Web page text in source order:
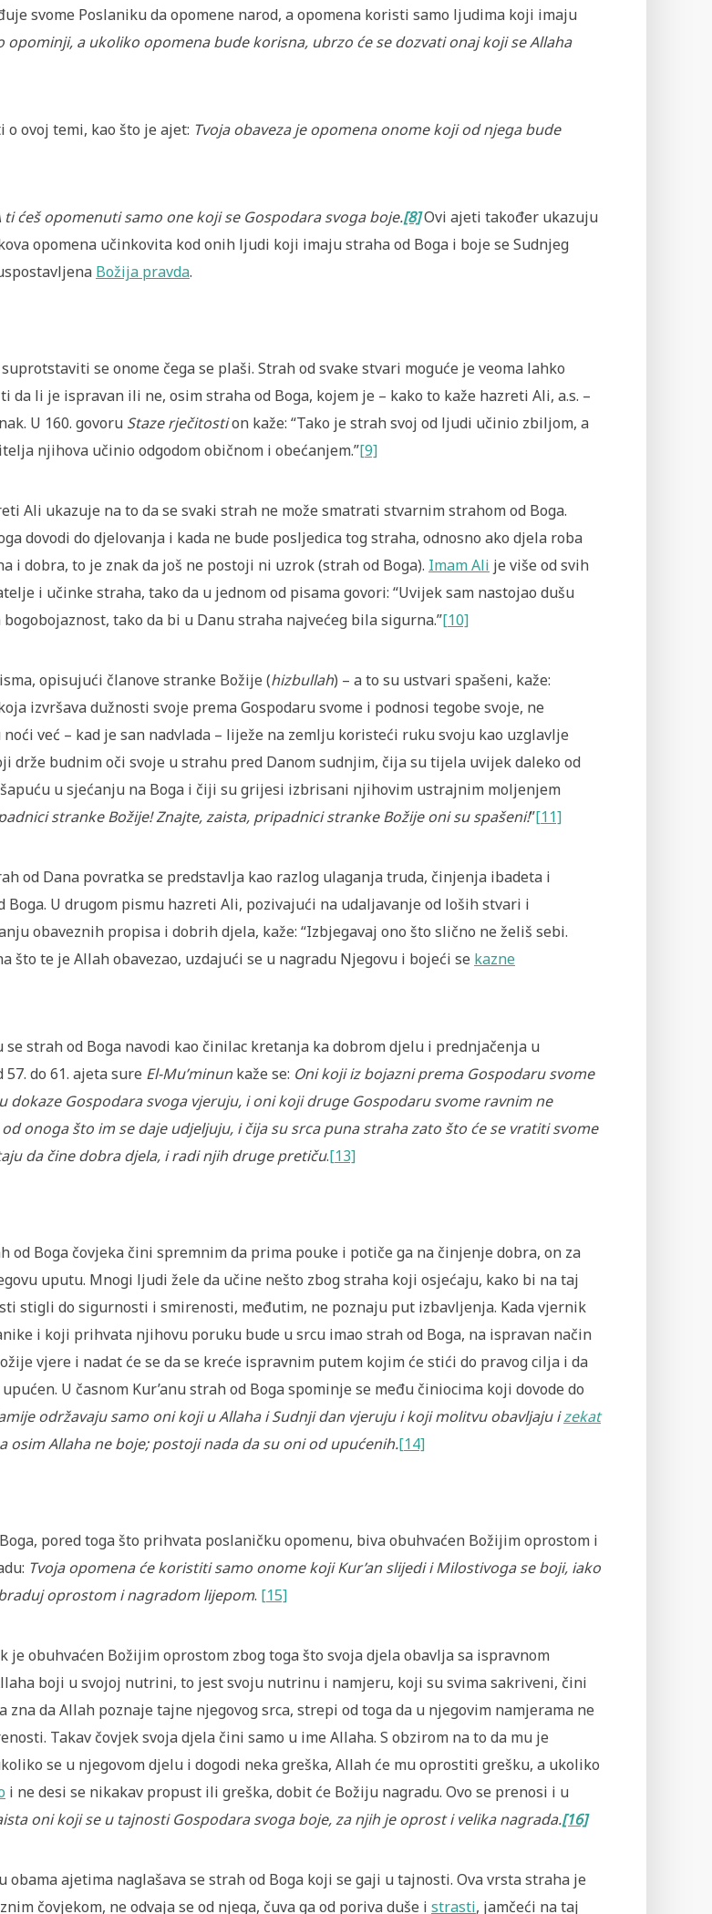
svome Poslaniku da opomene narod, a opomena koristi samo ljudima koji imaju
opominji, a ukoliko opomena bude korisna, ubrzo će se dozvati onaj koji se Allaha
o ovoj temi, kao što je ajet: Tvoja obaveza je opomena onome koji od njega bude
ti ćeš opomenuti samo one koji se Gospodara svoga boje.[8]Ovi ajeti također ukazuju
opomena učinkovita kod onih ljudi koji imaju straha od Boga i boje se Sudnjeg
Božija pravda.
se onome čega se plaši. Strah od svake stvari moguće je veoma lahko
da li je ispravan ili ne, osim straha od Boga, kojem je – kako to kaže hazreti Ali, a.s. –
U 160. govoru Staze rječitostion kaže: “Tako je strah svoj od ljudi učinio zbiljom, a
njihova učinio odgodom običnom i obećanjem.”[9]
Ali ukazuje na to da se svaki strah ne može smatrati stvarnim strahom od Boga.
dovodi do djelovanja i kada ne bude posljedica tog straha, odnosno ako djela roba
i dobra, to je znak da još ne postoji ni uzrok (strah od Boga). Imam Ali je više od svih
i učinke straha, tako da u jednom od pisama govori: “Uvijek sam nastojao dušu
tako da bi u Danu straha najvećeg bila sigurna.”[10]
opisujući članove stranke Božije (hizbullah) – a to su ustvari spašeni, kaže:
izvršava dužnosti svoje prema Gospodaru svome i podnosi tegobe svoje, ne
već – kad je san nadvlada – liježe na zemlju koristeći ruku svoju kao uzglavlje
drže budnim oči svoje u strahu pred Danom sudnjim, čija su tijela uvijek daleko od
u sjećanju na Boga i čiji su grijesi izbrisani njihovim ustrajnim moljenjem
stranke Božije! Znajte, zaista, pripadnici stranke Božije oni su spašeni!”[11]
od Dana povratka se predstavlja kao razlog ulaganja truda, činjenja ibadeta i
Boga. U drugom pismu hazreti Ali, pozivajući na udaljavanje od loših stvari i
obaveznih propisa i dobrih djela, kaže: “Izbjegavaj ono što slično ne želiš sebi.
što te je Allah obavezao, uzdajući se u nagradu Njegovu i bojeći se kazne
se strah od Boga navodi kao činilac kretanja ka dobrom djelu i prednjačenja u
do 61. ajeta sure El-Mu’minun kaže se: Oni koji iz bojazni prema Gospodaru svome
dokaze Gospodara svoga vjeruju, i oni koji druge Gospodaru svome ravnim ne
onoga što im se daje udjeljuju, i čija su srca puna straha zato što će se vratiti svome
da čine dobra djela, i radi njih druge pretiču.[13]
od Boga čovjeka čini spremnim da prima pouke i potiče ga na činjenje dobra, on za
uputu. Mnogi ljudi žele da učine nešto zbog straha koji osjećaju, kako bi na taj
stigli do sigurnosti i smirenosti, međutim, ne poznaju put izbavljenja. Kada vjernik
i koji prihvata njihovu poruku bude u srcu imao strah od Boga, na ispravan način
vjere i nadat će se da se kreće ispravnim putem kojim će stići do pravog cilja i da
U časnom Kur’anu strah od Boga spominje se među činiocima koji dovode do
održavaju samo oni koji u Allaha i Sudnji dan vjeruju i koji molitvu obavljaju izekat
osim Allaha ne boje; postoji nada da su oni od upućenih.[14]
pored toga što prihvata poslaničku opomenu, biva obuhvaćen Božijim oprostom i
Tvoja opomena će koristiti samo onome koji Kur’an slijedi i Milostivoga se boji, iako
oprostom i nagradom lijepom. [15]
je obuhvaćen Božijim oprostom zbog toga što svoja djela obavlja sa ispravnom
boji u svojoj nutrini, to jest svoju nutrinu i namjeru, koji su svima sakriveni, čini
zna da Allah poznaje tajne njegovog srca, strepi od toga da u njegovim namjerama ne
Takav čovjek svoja djela čini samo u ime Allaha. S obzirom na to da mu je
se u njegovom djelu i dogodi neka greška, Allah će mu oprostiti grešku, a ukoliko
i ne desi se nikakav propust ili greška, dobit će Božiju nagradu. Ovo se prenosi i u
oni koji se u tajnosti Gospodara svoga boje, za njih je oprost i velika nagrada.[16]
obama ajetima naglašava se strah od Boga koji se gaji u tajnosti. Ova vrsta straha je
čovjekom, ne odvaja se od njega, čuva ga od poriva duše i strasti, jamčeći na taj